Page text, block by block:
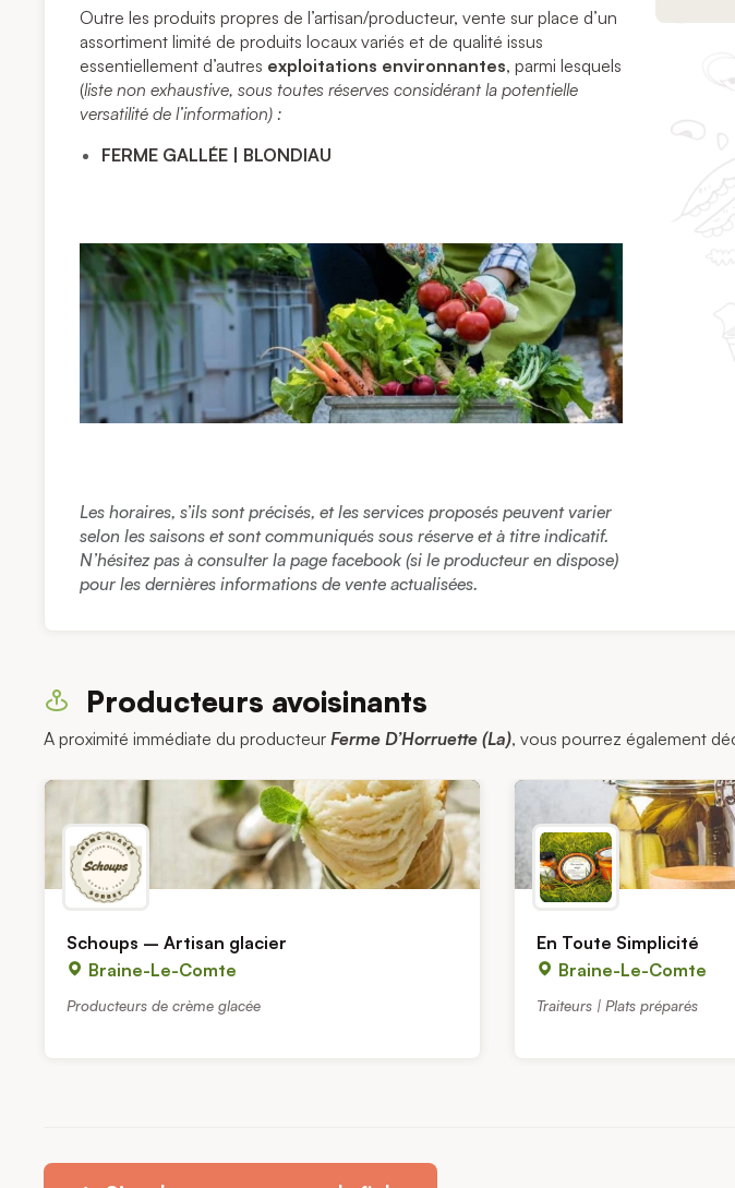
Outre les produits propres de l’artisan/producteur, vente sur place d’un
assortiment limité de produits locaux variés et de qualité issus
essentiellement d’autres exploitations environnantes, parmi lesquels
(liste non exhaustive, sous toutes réserves considérant la potentielle
versatilité de l’information) :
FERME GALLÉE | BLONDIAU
Les horaires, s’ils sont précisés, et les services proposés peuvent varier
selon les saisons et sont communiqués sous réserve et à titre indicatif.
N’hésitez pas à consulter la page facebook (si le producteur en dispose)
pour les dernières informations de vente actualisées.
Producteurs avoisinants
A proximité immédiate du producteur Ferme D’Horruette (La), vous pourrez également
Schoups – Artisan glacier
Braine-Le-Comte
Producteurs de crème glacée
En Toute Simplicité
Braine-Le-Comte
Traiteurs | Plats préparés